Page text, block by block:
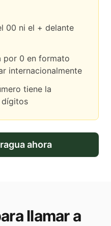
00 ni el + delante
por 0 en formato
internacionalmente
tiene la
ahora
llamar a